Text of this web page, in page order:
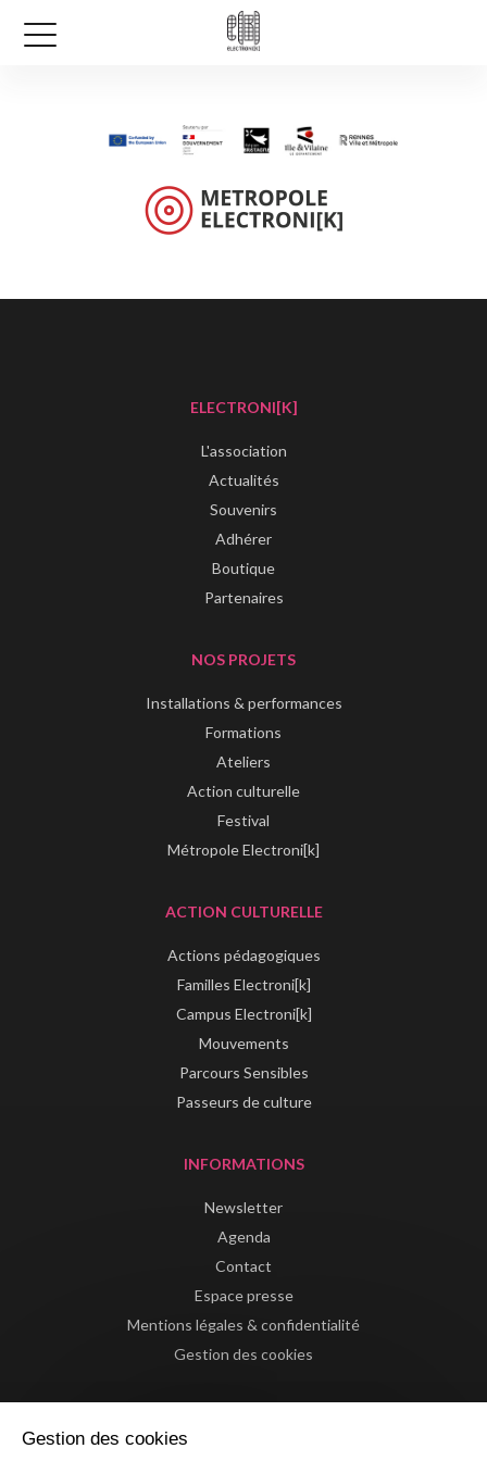
ELECTRONI[K]
L'association
Actualités
Souvenirs
Adhérer
Boutique
Partenaires
NOS PROJETS
Installations & performances
Formations
Ateliers
Action culturelle
Festival
Métropole Electroni[k]
ACTION CULTURELLE
Actions pédagogiques
Familles Electroni[k]
Campus Electroni[k]
Mouvements
Parcours Sensibles
Passeurs de culture
INFORMATIONS
Newsletter
Agenda
Contact
Espace presse
Mentions légales & confidentialité
Gestion des cookies
Gestion des cookies